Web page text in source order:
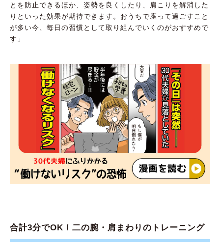
とを防止できるほか、姿勢を良くしたり、肩こりを解消した
りといった効果が期待できます。おうちで座って過ごすこと
が多い今、毎日の習慣として取り組んでいくのがおすすめで
す」
合計3分でOK！二の腕・肩まわりのトレーニング